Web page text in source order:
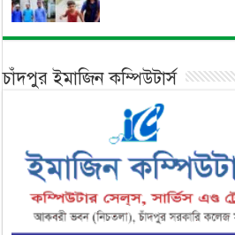
চাঁদপুর ইমাজিন কম্পিউটার্স